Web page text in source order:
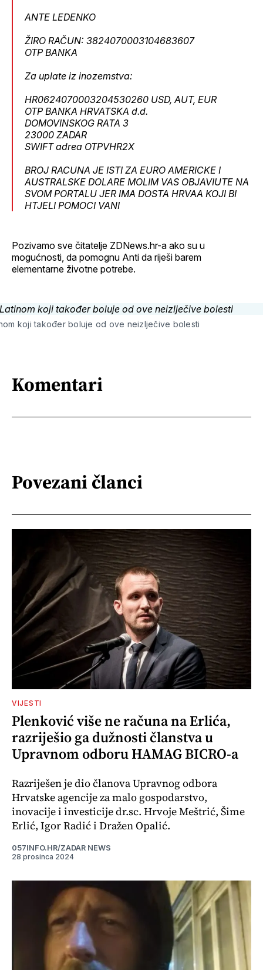
ANTE LEDENKO
ŽIRO RAČUN: 3824070003104683607
OTP BANKA
Za uplate iz inozemstva:
HR0624070003204530260 USD, AUT, EUR
OTP BANKA HRVATSKA d.d.
DOMOVINSKOG RATA 3
23000 ZADAR
SWIFT adrea OTPVHR2X
BROJ RACUNA JE ISTI ZA EURO AMERICKE I
AUSTRALSKE DOLARE MOLIM VAS OBJAVIUTE NA
SVOM PORTALU JER IMA DOSTA HRVAA KOJI BI
HTJELI POMOCI VANI
Pozivamo sve čitatelje ZDNews.hr-a ako su u
mogućnosti, da pomognu Anti da riješi barem
elementarne životne potrebe.
koji također boluje od ove neizlječive bolesti
Komentari
Povezani članci
VIJESTI
Plenković više ne računa na Erlića,
razriješio ga dužnosti članstva u
Upravnom odboru HAMAG BICRO-a
Razriješen je dio članova Upravnog odbora
Hrvatske agencije za malo gospodarstvo,
inovacije i investicije dr.sc. Hrvoje Meštrić, Šime
Erlić, Igor Radić i Dražen Opalić.
057INFO.HR/ZADAR NEWS
28 prosinca 2024